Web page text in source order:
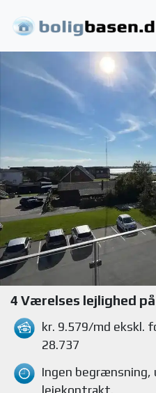
4 Værelses lejlighed på
kr. 9.579/md ekskl.
28.737
Ingen begrænsning,
lejekontrakt.